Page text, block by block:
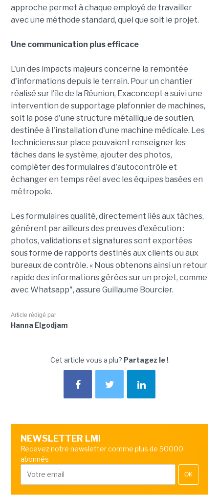
approche permet à chaque employé de travailler
avec une méthode standard, quel que soit le projet.
Une communication plus efficace
L'un des impacts majeurs concerne la remontée
d'informations depuis le terrain. Pour un chantier
réalisé sur l'île de la Réunion, Exaconcept a suivi une
intervention de supportage plafonnier de machines,
soit la pose d'une structure métallique de soutien,
destinée à l'installation d'une machine médicale. Les
techniciens sur place pouvaient renseigner les
tâches dans le système, ajouter des photos,
compléter des formulaires d'autocontrôle et
échanger en temps réel avec les équipes basées en
métropole.
Les formulaires qualité, directement liés aux tâches,
génèrent par ailleurs des preuves d'exécution :
photos, validations et signatures sont exportées
sous forme de rapports destinés aux clients ou aux
bureaux de contrôle. « Nous obtenons ainsi un retour
rapide des informations gérées sur un projet, comme
avec Whatsapp", assure Guillaume Bourcier.
Article rédigé par
Hanna Elgodjam
Cet article vous a plu? Partagez le !
NEWSLETTER LMI
Recevez notre newsletter comme plus de 50000
abonnés
OK